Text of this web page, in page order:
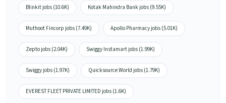
Blinkit jobs (10.6K) Kotak Mahindra Bank jobs (9.55K)
Muthoot Fincorp jobs (7.49K) Apollo Pharmacy jobs (5.01K)
Zepto jobs (2.04K) Swiggy Instamart jobs (1.99K)
Swiggy jobs (1.97K) Quicksource World jobs (1.79K)
EVEREST FLEET PRIVATE LIMITED jobs (1.6K)